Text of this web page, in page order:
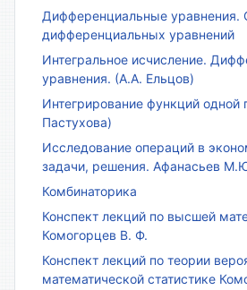
Дифференциальные уравнения.
дифференциальных уравнений
Интегральное исчисление.
уравнения. (А.А. Ельцов)
Интегрирование функций одной
Пастухова)
Исследование операций в
задачи, решения. Афанасьев
Комбинаторика
Конспект лекций по высшей
Комогорцев В. Ф.
Конспект лекций по теории
математической статистике